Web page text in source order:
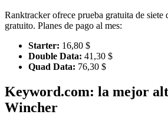
Ranktracker ofrece prueba gratuita de siete
gratuito. Planes de pago al mes:
Starter: 16,80 $
Double Data: 41,30 $
Quad Data: 76,30 $
Keyword.com: la mejor
Wincher